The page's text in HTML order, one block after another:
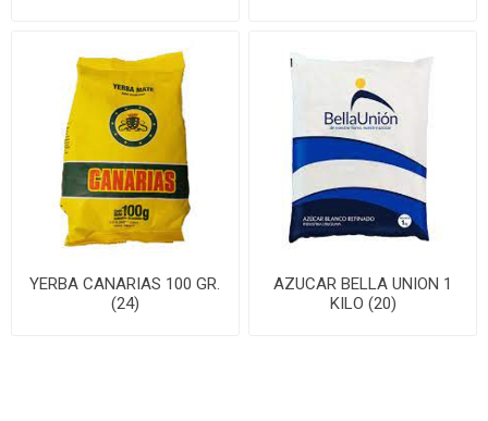
YERBA CANARIAS 100 GR.
(24)
AZUCAR BELLA UNION 1
KILO (20)